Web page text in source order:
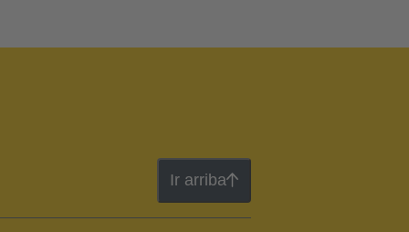
Ir arriba